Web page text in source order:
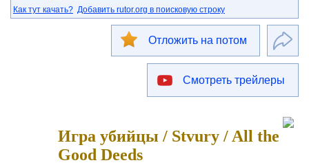
Как тут качать? Добавить rutor.org в поисковую строку
Отложить на потом
Смотреть трейлеры
Игра убийцы / Stvury / All the
Good Deeds